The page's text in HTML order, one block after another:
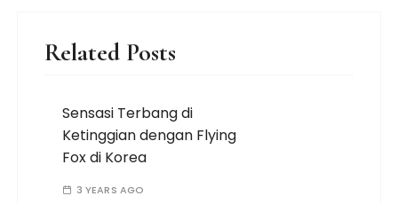
Related Posts
Sensasi Terbang di
Ketinggian dengan Flying
Fox di Korea
3 YEARS AGO